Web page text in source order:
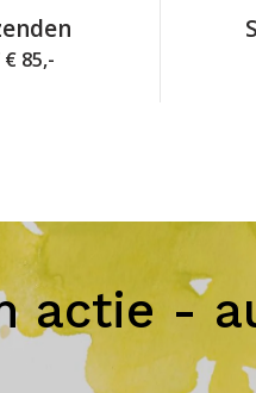
85,-
actie -